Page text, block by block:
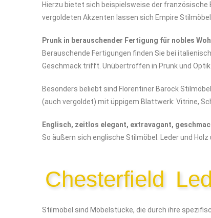
Hierzu bietet sich beispielsweise der
vergoldeten Akzenten lassen sich Empire
Prunk in berauschender Fertigung für nobles
Berauschende Fertigungen finden Sie bei
Geschmack trifft. Unübertroffen in Prunk und
Besonders beliebt sind Florentiner Barock
(auch vergoldet) mit üppigem Blattwerk: Vitrine,
Englisch, zeitlos elegant, extravagant,
So äußern sich englische Stilmöbel. Leder und
Chesterfield
Stilmöbel sind Möbelstücke, die durch ihre